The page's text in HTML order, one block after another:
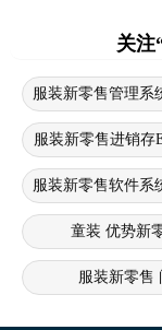
关注
服装新零售管理系
服装新零售进销存
服装新零售软件系
童装 优势新
服装新零售